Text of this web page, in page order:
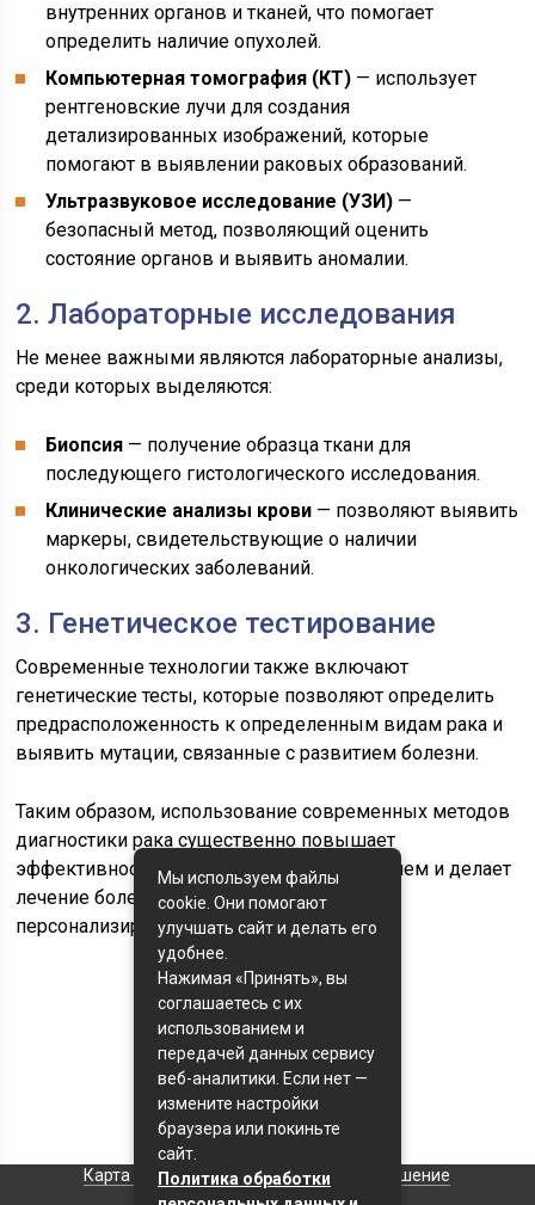
внутренних органов и тканей, что помогает
определить наличие опухолей.
Компьютерная томография (КТ) — использует
рентгеновские лучи для создания
детализированных изображений, которые
помогают в выявлении раковых образований.
Ультразвуковое исследование (УЗИ) —
безопасный метод, позволяющий оценить
состояние органов и выявить аномалии.
2. Лабораторные исследования
Не менее важными являются лабораторные анализы,
среди которых выделяются:
Биопсия — получение образца ткани для
последующего гистологического исследования.
Клинические анализы крови — позволяют выявить
маркеры, свидетельствующие о наличии
онкологических заболеваний.
3. Генетическое тестирование
Современные технологии также включают
генетические тесты, которые позволяют определить
предрасположенность к определенным видам рака и
выявить мутации, связанные с развитием болезни.
Таким образом, использование современных методов
диагностики рака существенно повышает
эффективность борьбы с этим заболеванием и делает
лечение более целенаправленным и
персонализированным.
Оценка статьи:
(пока оценок нет)
Поделиться с друзьями:
Карта сайта Пользовательское соглашение
Мы используем файлы
cookie. Они помогают
улучшать сайт и делать его
удобнее.
Нажимая «Принять», вы
соглашаетесь с их
использованием и
передачей данных сервису
веб-аналитики. Если нет —
измените настройки
браузера или покиньте
сайт.
Политика обработки